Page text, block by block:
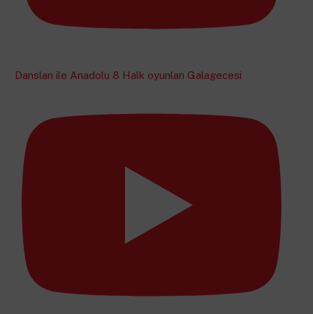
Dansları ile Anadolu 8 Halk oyunları Galagecesi